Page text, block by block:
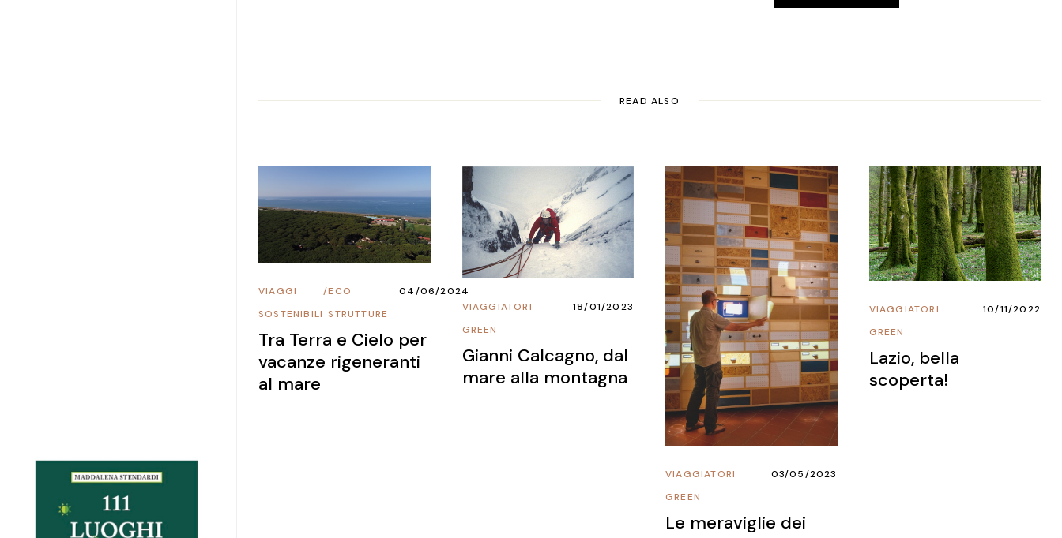
READ ALSO
ECO
STRUTTURE
/
VIAGGI
SOSTENIBILI
04/06/2024
Tra Terra e Cielo per
vacanze rigeneranti
al mare
VIAGGIATORI
GREEN
18/01/2023
Gianni Calcagno, dal
mare alla montagna
VIAGGIATORI
GREEN
03/05/2023
Le meraviglie dei
VIAGGIATORI
GREEN
10/11/2022
Lazio, bella
scoperta!